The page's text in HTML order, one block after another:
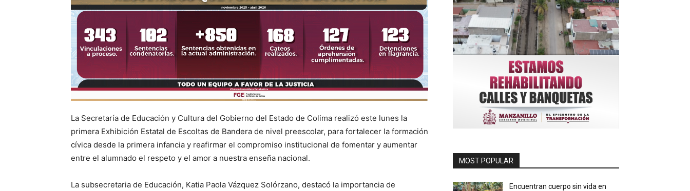
La Secretaría de Educación y Cultura del Gobierno del Estado de Colima realizó este lunes la
primera Exhibición Estatal de Escoltas de Bandera de nivel preescolar, para fortalecer la formación
cívica desde la primera infancia y reafirmar el compromiso institucional de fomentar y aumentar
entre el alumnado el respeto y el amor a nuestra enseña nacional.
La subsecretaria de Educación, Katia Paola Vázquez Solórzano, destacó la importancia de
MOST POPULAR
Encuentran cuerpo sin vida en